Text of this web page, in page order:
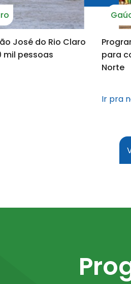
José do Rio Claro
mil pessoas
dos
para
Norte
Ir pra